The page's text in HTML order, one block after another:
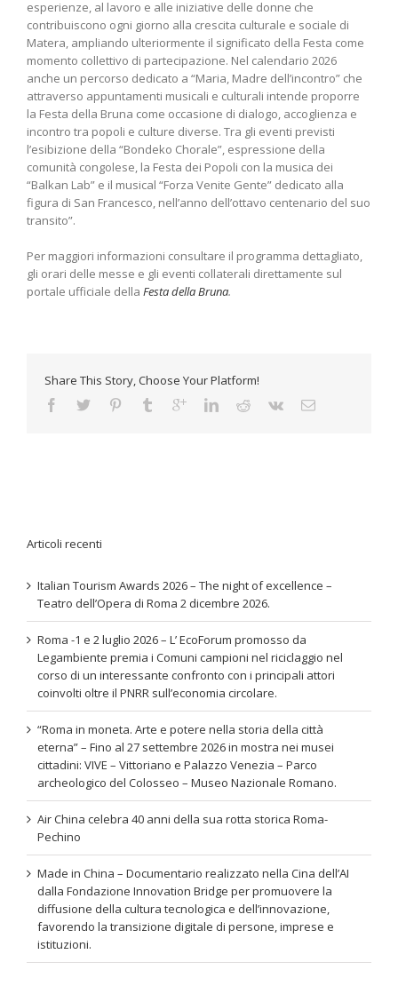
esperienze, al lavoro e alle iniziative delle donne che
contribuiscono ogni giorno alla crescita culturale e sociale di
Matera, ampliando ulteriormente il significato della Festa come
momento collettivo di partecipazione. Nel calendario 2026
anche un percorso dedicato a “Maria, Madre dell’incontro” che
attraverso appuntamenti musicali e culturali intende proporre
la Festa della Bruna come occasione di dialogo, accoglienza e
incontro tra popoli e culture diverse. Tra gli eventi previsti
l’esibizione della “Bondeko Chorale”, espressione della
comunità congolese, la Festa dei Popoli con la musica dei
“Balkan Lab” e il musical “Forza Venite Gente” dedicato alla
figura di San Francesco, nell’anno dell’ottavo centenario del suo
transito”.
Per maggiori informazioni consultare il programma dettagliato,
gli orari delle messe e gli eventi collaterali direttamente sul
portale ufficiale della Festa della Bruna.
Share This Story, Choose Your Platform!
Articoli recenti
Italian Tourism Awards 2026 – The night of excellence –
Teatro dell’Opera di Roma 2 dicembre 2026.
Roma -1 e 2 luglio 2026 – L’ EcoForum promosso da
Legambiente premia i Comuni campioni nel riciclaggio nel
corso di un interessante confronto con i principali attori
coinvolti oltre il PNRR sull’economia circolare.
“Roma in moneta. Arte e potere nella storia della città
eterna” – Fino al 27 settembre 2026 in mostra nei musei
cittadini: VIVE – Vittoriano e Palazzo Venezia – Parco
archeologico del Colosseo – Museo Nazionale Romano.
Air China celebra 40 anni della sua rotta storica Roma-
Pechino
Made in China – Documentario realizzato nella Cina dell’AI
dalla Fondazione Innovation Bridge per promuovere la
diffusione della cultura tecnologica e dell’innovazione,
favorendo la transizione digitale di persone, imprese e
istituzioni.